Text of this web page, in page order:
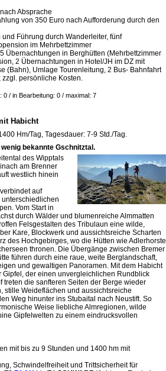
Absprache
von 350 Euro nach Aufforderung durch den
und Führung durch Wanderleiter, fünf
im Mehrbettzimmer
Übernachtungen in Berghütten (Mehrbettzimmer
2 Übernachtungen in Hotel/JH im DZ mit
(Bahn), Umlage Tourenleitung, 2 Bus- Bahnfahrt
persönliche Kosten.
0 / in Bearbeitung: 0 / maximal: 7
Habicht
Hm/Tag, Tagesdauer: 7-9 Std./Tag.
bekannte Gschnitztal.
des Wipptals
am Brenner
westlich hinein
auf
Vom Start in
durch Wälder und blumenreiche Almmatten
Felsgestalten des Tribulaun eine wilde,
Kare, Blockwerk und aussichtsreiche Scharten
des Hochgebirges, wo die Hütten wie Adlerhorste
thronen. Die Übergänge zwischen Bremer
führen durch eine raue, weite Berglandschaft,
und gewaltigen Panoramen. Mit dem Habicht
Gipfel, der einen unvergleichlichen Rundblick
treten die sanfteren Seiten der Berge wieder
stille Weideflächen und aussichtsreiche
Weg hinunter ins Stubaital nach Neustift. So
Weise liebliche Almregionen, wilde
Gipfelwelten zu einem eindrucksvollen
mit bis zu 9 Stunden und 1400 hm mit
Schwindelfreiheit und Trittsicherheit für